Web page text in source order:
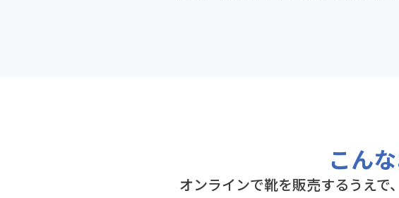
こん
オンラインで靴を販売するうえで